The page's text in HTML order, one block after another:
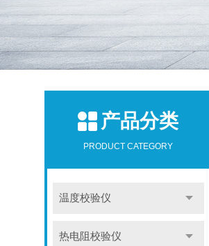
产品分类
PRODUCT CATEGORY
温度校验仪
热电阻校验仪